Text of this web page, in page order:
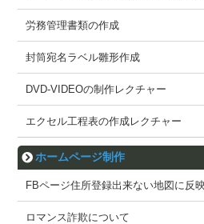
労務管理書類の作成
封筒宛名ラベル雛形作成
DVD-VIDEOの制作レクチャー
エクセル工程表の作成レクチャー
ホームページ制作
FBページ住所登録出来ない地図に反
ロマンス詐欺について